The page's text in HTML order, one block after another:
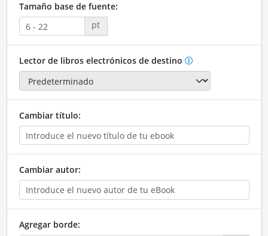
Tamaño base de fuente:
pt
Lector de libros electrónicos de destino
Cambiar título:
Cambiar autor:
Agregar borde: